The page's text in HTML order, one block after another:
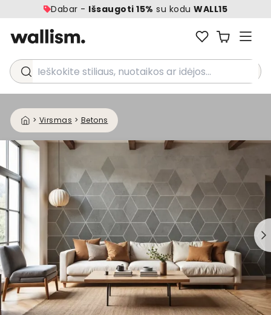
Dabar - Išsaugoti 15% su kodu WALL15
Ieškokite stiliaus, nuotaikos ar idėjos...
> Virsmas > Betons